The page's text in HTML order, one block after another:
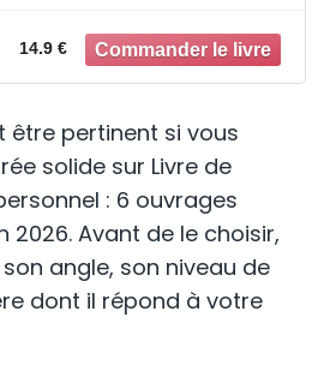
14.9 €
être pertinent si vous
solide sur Livre de
: 6 ouvrages
2026. Avant de le choisir,
angle, son niveau de
dont il répond à votre